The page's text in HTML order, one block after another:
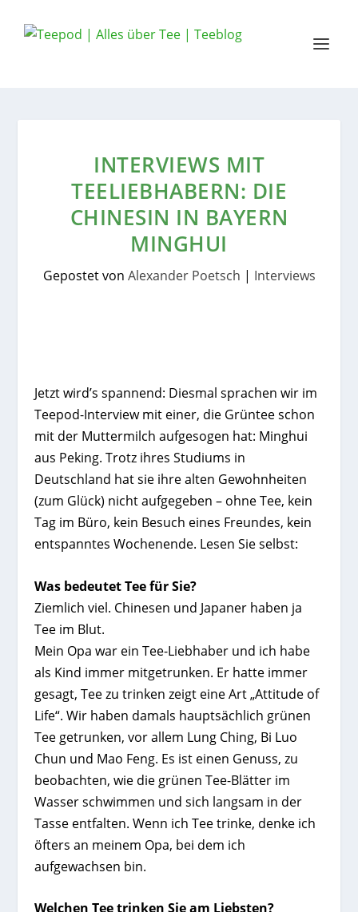
INTERVIEWS MIT
TEELIEBHABERN: DIE
CHINESIN IN BAYERN
MINGHUI
Gepostet von Alexander Poetsch | Interviews
Jetzt wird’s spannend: Diesmal sprachen wir im
Teepod-Interview mit einer, die Grüntee schon
mit der Muttermilch aufgesogen hat: Minghui
aus Peking. Trotz ihres Studiums in
Deutschland hat sie ihre alten Gewohnheiten
(zum Glück) nicht aufgegeben – ohne Tee, kein
Tag im Büro, kein Besuch eines Freundes, kein
entspanntes Wochenende. Lesen Sie selbst:
Was bedeutet Tee für Sie?
Ziemlich viel. Chinesen und Japaner haben ja
Tee im Blut.
Mein Opa war ein Tee-Liebhaber und ich habe
als Kind immer mitgetrunken. Er hatte immer
gesagt, Tee zu trinken zeigt eine Art „Attitude of
Life“. Wir haben damals hauptsächlich grünen
Tee getrunken, vor allem Lung Ching, Bi Luo
Chun und Mao Feng. Es ist einen Genuss, zu
beobachten, wie die grünen Tee-Blätter im
Wasser schwimmen und sich langsam in der
Tasse entfalten. Wenn ich Tee trinke, denke ich
öfters an meinem Opa, bei dem ich
aufgewachsen bin.
Welchen Tee trinken Sie am Liebsten?